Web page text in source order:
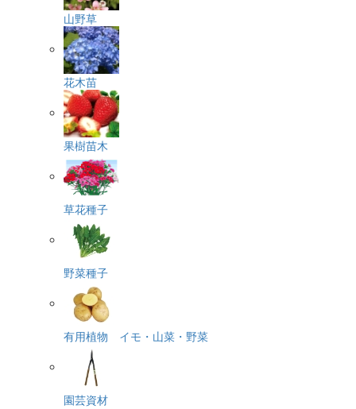
山野草
花木苗
果樹苗木
草花種子
野菜種子
有用植物 イモ・山菜・野菜
園芸資材